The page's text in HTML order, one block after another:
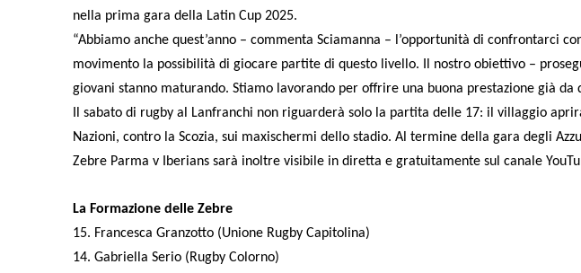
nella prima gara della Latin Cup 2025.
“Abbiamo anche quest’anno – commenta Sciamanna – l’opportunità di
movimento la possibilità di giocare partite di questo livello. Il nostro obiettivo –
giovani stanno maturando. Stiamo lavorando per offrire una buona prestazione già da
Il sabato di rugby al Lanfranchi non riguarderà solo la partita delle 17: il villaggio
Nazioni, contro la Scozia, sui maxischermi dello stadio. Al termine della gara degli
Zebre Parma v Iberians sarà inoltre visibile in diretta e gratuitamente sul canale
La Formazione delle Zebre
15. Francesca Granzotto (Unione Rugby Capitolina)
14. Gabriella Serio (Rugby Colorno)